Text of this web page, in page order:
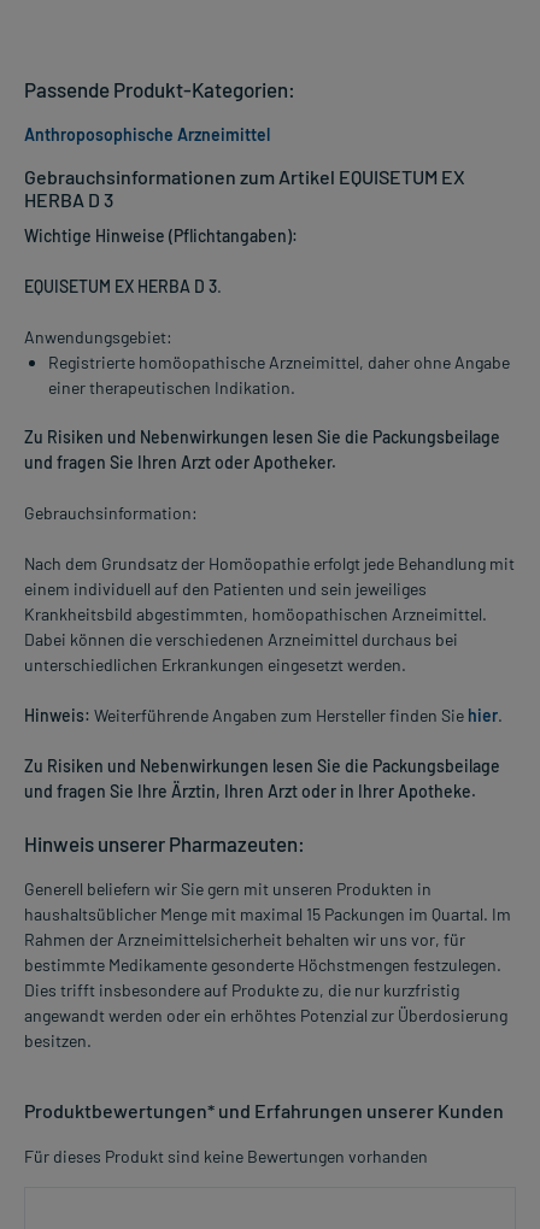
Gebrauchsinformationen zum Artikel EQUISETUM EX
HERBA D 3
Wichtige Hinweise (Pflichtangaben):
EQUISETUM EX HERBA D 3.
Anwendungsgebiet:
Registrierte homöopathische Arzneimittel, daher ohne Angabe
einer therapeutischen Indikation.
Zu Risiken und Nebenwirkungen lesen Sie die Packungsbeilage
und fragen Sie Ihren Arzt oder Apotheker.
Gebrauchsinformation:
Nach dem Grundsatz der Homöopathie erfolgt jede Behandlung mit
einem individuell auf den Patienten und sein jeweiliges
Krankheitsbild abgestimmten, homöopathischen Arzneimittel.
Dabei können die verschiedenen Arzneimittel durchaus bei
unterschiedlichen Erkrankungen eingesetzt werden.
Hinweis: Weiterführende Angaben zum Hersteller finden Sie hier.
Zu Risiken und Nebenwirkungen lesen Sie die Packungsbeilage
und fragen Sie Ihre Ärztin, Ihren Arzt oder in Ihrer Apotheke.
Hinweis unserer Pharmazeuten:
Generell beliefern wir Sie gern mit unseren Produkten in
haushaltsüblicher Menge mit maximal 15 Packungen im Quartal. Im
Rahmen der Arzneimittelsicherheit behalten wir uns vor, für
bestimmte Medikamente gesonderte Höchstmengen festzulegen.
Dies trifft insbesondere auf Produkte zu, die nur kurzfristig
angewandt werden oder ein erhöhtes Potenzial zur Überdosierung
besitzen.
Produktbewertungen* und Erfahrungen unserer Kunden
Für dieses Produkt sind keine Bewertungen vorhanden
Passende Produkt-Kategorien:
Anthroposophische Arzneimittel